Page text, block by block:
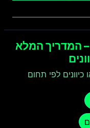
– המדריך המלא
לפי תחום